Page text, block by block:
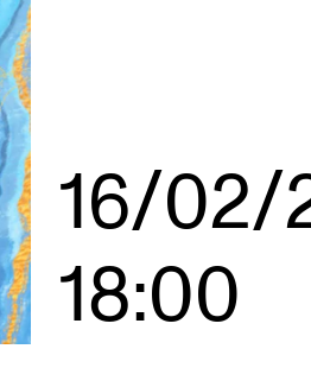
konserter
16/02/
18:00